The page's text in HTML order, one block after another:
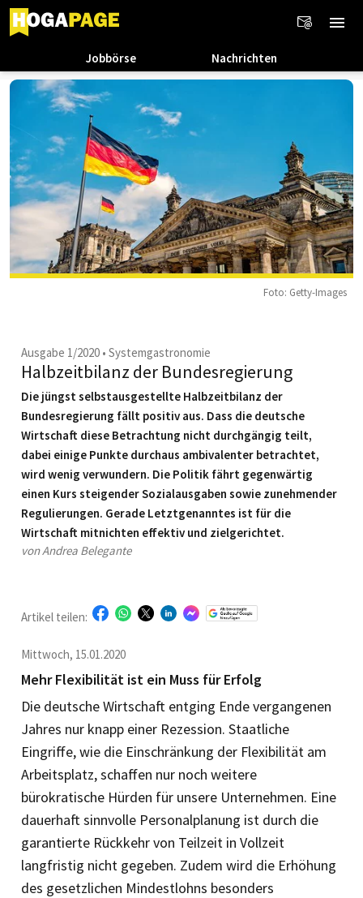
Jobbörse Nachrichten
Foto: Getty-Images
Ausgabe 1/2020 • Systemgastronomie
Halbzeitbilanz der Bundesregierung
Die jüngst selbstausgestellte Halbzeitbilanz der
Bundesregierung fällt positiv aus. Dass die deutsche
Wirtschaft diese Betrachtung nicht durchgängig teilt,
dabei einige Punkte durchaus ambivalenter betrachtet,
wird wenig verwundern. Die Politik fährt gegenwärtig
einen Kurs steigender Sozialausgaben sowie zunehmender
Regulierungen. Gerade Letztgenanntes ist für die
Wirtschaft mitnichten effektiv und zielgerichtet.
von Andrea Belegante
Mittwoch, 15.01.2020
Artikel teilen:
Mehr Flexibilität ist ein Muss für Erfolg
Die deutsche Wirtschaft entging Ende vergangenen
Jahres nur knapp einer Rezession. Staatliche
Eingriffe, wie die Einschränkung der Flexibilität am
Arbeitsplatz, schaffen nur noch weitere
bürokratische Hürden für unsere Unternehmen. Eine
dauerhaft sinnvolle Personalplanung ist durch die
garantierte Rückkehr von Teilzeit in Vollzeit
langfristig nicht gegeben. Zudem wird die Erhöhung
des gesetzlichen Mindestlohns besonders